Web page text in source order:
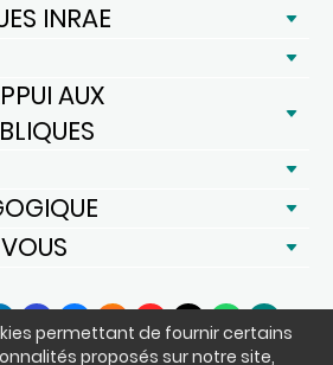
permettant de fournir certains
proposés sur notre site,
INRAE
AUX
Facebook
BlueSkyInstagram
YouTube
X WhatsAppPodcasts